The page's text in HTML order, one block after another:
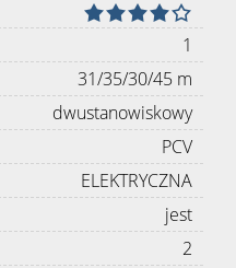
1
31/35/30/45 m
dwustanowiskowy
PCV
ELEKTRYCZNA
jest
2